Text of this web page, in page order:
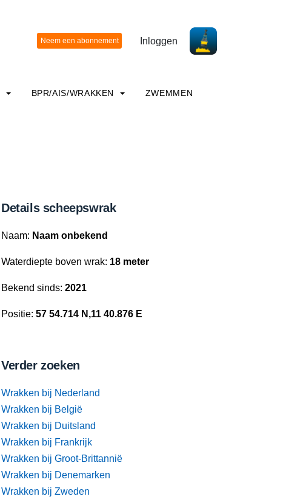
Inloggen
BPR/AIS/WRAKKEN ZWEMMEN
Details scheepswrak
Naam: Naam onbekend
Waterdiepte boven wrak: 18 meter
Bekend sinds: 2021
Positie: 57 54.714 N,11 40.876 E
Verder zoeken
Wrakken bij Nederland
Wrakken bij België
Wrakken bij Duitsland
Wrakken bij Frankrijk
Wrakken bij Groot-Brittannië
Wrakken bij Denemarken
Wrakken bij Zweden